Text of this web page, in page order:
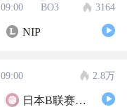
09:00 BO3 3164
NIP
09:00 2.8万
日本B联赛联队